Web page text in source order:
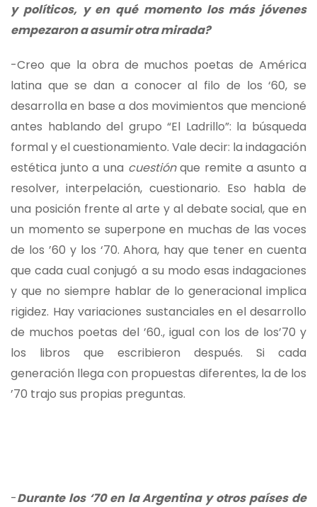
y políticos, y en qué momento los más jóvenes
empezaron a asumir otra mirada?
-Creo que la obra de muchos poetas de América
latina que se dan a conocer al filo de los ‘60, se
desarrolla en base a dos movimientos que mencioné
antes hablando del grupo “El Ladrillo”: la búsqueda
formal y el cuestionamiento. Vale decir: la indagación
estética junto a una cuestiónque remite a asunto a
resolver, interpelación, cuestionario. Eso habla de
una posición frente al arte y al debate social, que en
un momento se superpone en muchas de las voces
de los ’60 y los ‘70. Ahora, hay que tener en cuenta
que cada cual conjugó a su modo esas indagaciones
y que no siempre hablar de lo generacional implica
rigidez. Hay variaciones sustanciales en el desarrollo
de muchos poetas del ’60., igual con los de los’70 y
los libros que escribieron después. Si cada
generación llega con propuestas diferentes, la de los
’70 trajo sus propias preguntas.
-Durante los ‘70 en la Argentina y otros países de